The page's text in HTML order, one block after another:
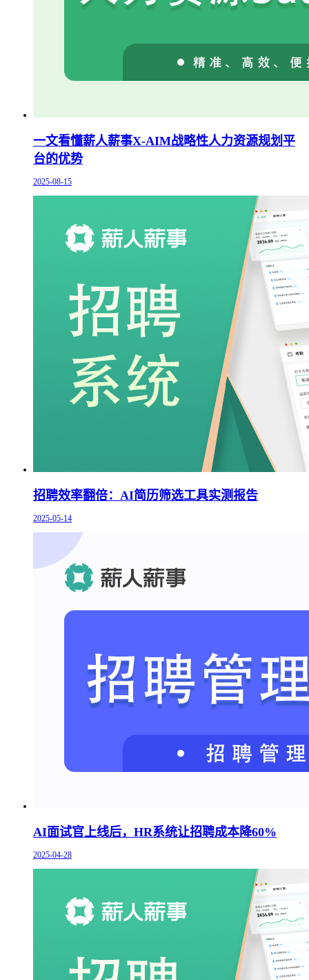
一文看懂薪人薪事X-AIM战略性人力资源规划平
台的优势
2025-08-15
招聘效率翻倍：AI简历筛选工具实测报告
2025-05-14
AI面试官上线后，HR系统让招聘成本降60%
2025-04-28